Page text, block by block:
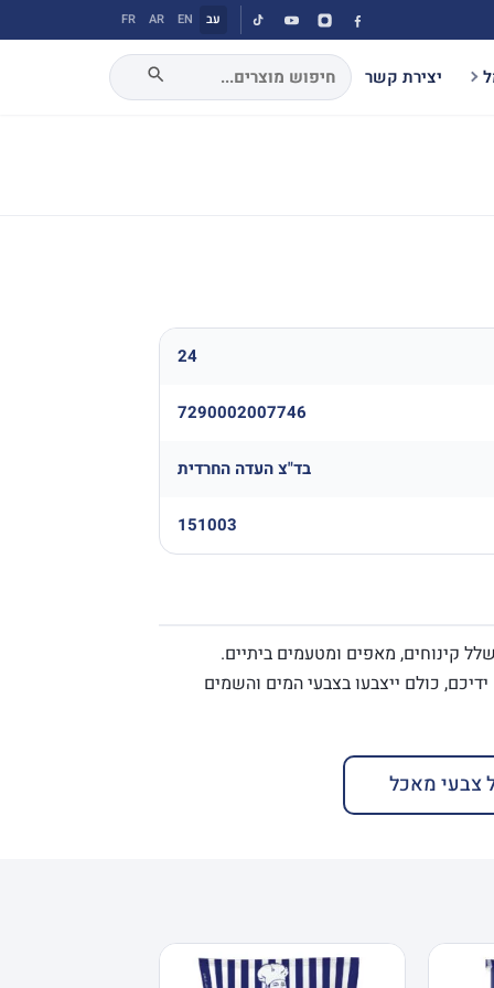
עב EN
AR
FR
יצירת קשר
24
7290002007746
בד"צ העדה החרדית
151003
קינוחים, מאפים ומטעמים ביתיים.
כולם ייצבעו בצבעי המים והשמים
צבעי מאכל